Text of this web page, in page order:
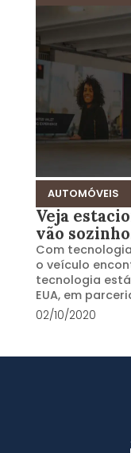
AUTOMÓVEIS
Veja
vão
Com
o veículo
tecnologia
EUA, em
02/10/2020